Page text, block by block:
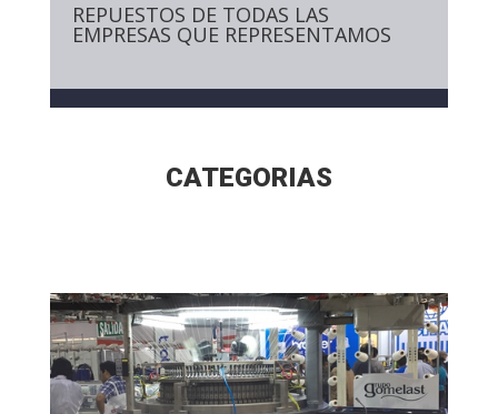
REPUESTOS DE TODAS LAS
EMPRESAS QUE REPRESENTAMOS
CATEGORIAS